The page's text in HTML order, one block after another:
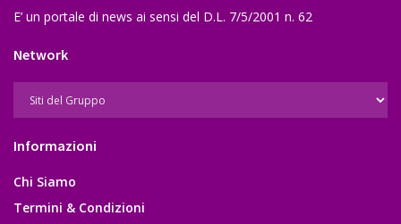
E’ un portale di news ai sensi del D.L. 7/5/2001 n. 62
Network
Informazioni
Chi Siamo
Termini & Condizioni